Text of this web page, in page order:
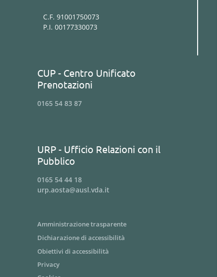
C.F. 91001750073
P.I. 00177330073
CUP - Centro Unificato
Prenotazioni
0165 54 83 87
URP - Ufficio Relazioni con il
Pubblico
0165 54 44 18
urp.aosta@ausl.vda.it
Amministrazione trasparente
Dichiarazione di accessibilità
Obiettivi di accessibilità
Privacy